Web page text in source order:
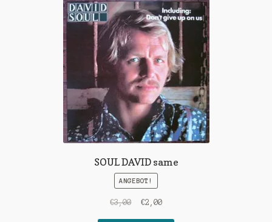
SOUL DAVID same
ANGEBOT!
€3,00
Ursprünglicher
€2,00Aktueller